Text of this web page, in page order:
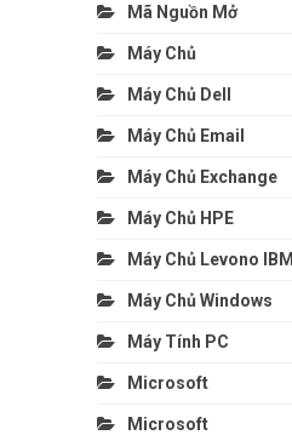
Mã Nguồn Mở
Máy Chủ
Máy Chủ Dell
Máy Chủ Email
Máy Chủ Exchange
Máy Chủ HPE
Máy Chủ Levono IBM
Máy Chủ Windows
Máy Tính PC
Microsoft
Microsoft